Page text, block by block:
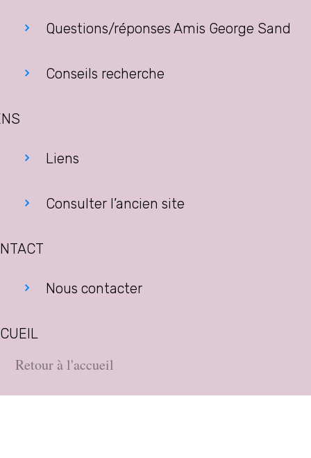
Questions/réponses Amis George Sand
Conseils recherche
Liens
Consulter l’ancien site
Nous contacter
Retour à l'accueil